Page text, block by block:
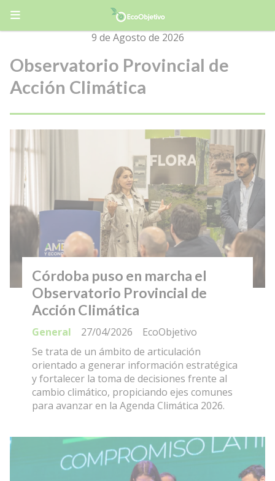
9 de Agosto de 2026
Observatorio Provincial de
Acción Climática
Córdoba puso en marcha el
Observatorio Provincial de
Acción Climática
EcoObjetivo
General
27/04/2026
Se trata de un ámbito de articulación
orientado a generar información estratégica
y fortalecer la toma de decisiones frente al
cambio climático, propiciando ejes comunes
para avanzar en la Agenda Climática 2026.